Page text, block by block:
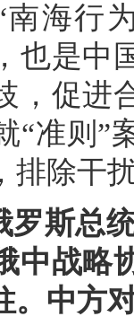
海行
也是中
，促进
“准则”
排除干
斯总
中战略
。中方